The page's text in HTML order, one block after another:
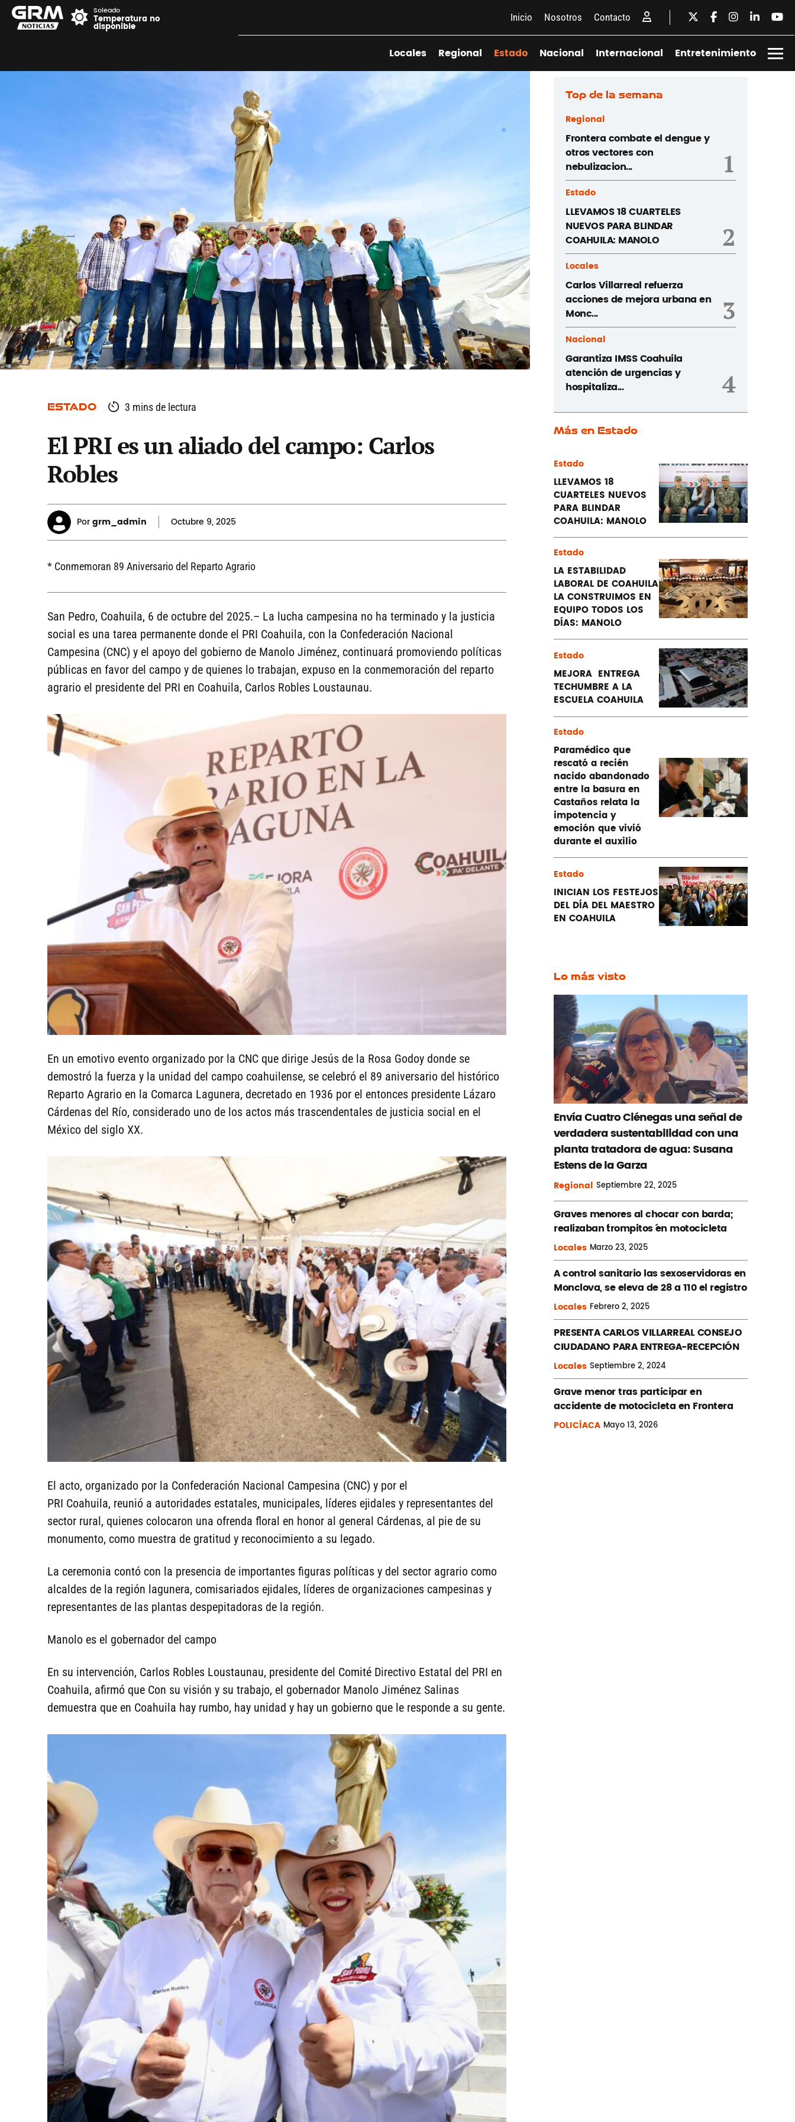
Soleado
Temperatura no
disponible
Inicio Nosotros Contacto
Locales Regional Estado Nacional Internacional Entretenimiento
ESTADO 3 mins de lectura
El PRI es un aliado del campo: Carlos
Robles
Porgrm_admin Octubre 9, 2025
* Conmemoran 89 Aniversario del Reparto Agrario
San Pedro, Coahuila, 6 de octubre del 2025.– La lucha campesina no ha terminado y la justicia
social es una tarea permanente donde el PRI Coahuila, con la Confederación Nacional
Campesina (CNC) y el apoyo del gobierno de Manolo Jiménez, continuará promoviendo políticas
públicas en favor del campo y de quienes lo trabajan, expuso en la conmemoración del reparto
agrario el presidente del PRI en Coahuila, Carlos Robles Loustaunau.
En un emotivo evento organizado por la CNC que dirige Jesús de la Rosa Godoy donde se
demostró la fuerza y la unidad del campo coahuilense, se celebró el 89 aniversario del histórico
Reparto Agrario en la Comarca Lagunera, decretado en 1936 por el entonces presidente Lázaro
Cárdenas del Río, considerado uno de los actos más trascendentales de justicia social en el
México del siglo XX.
El acto, organizado por la Confederación Nacional Campesina (CNC) y por el
PRI Coahuila, reunió a autoridades estatales, municipales, líderes ejidales y representantes del
sector rural, quienes colocaron una ofrenda floral en honor al general Cárdenas, al pie de su
monumento, como muestra de gratitud y reconocimiento a su legado.
La ceremonia contó con la presencia de importantes figuras políticas y del sector agrario como
alcaldes de la región lagunera, comisariados ejidales, líderes de organizaciones campesinas y
representantes de las plantas despepitadoras de la región.
Manolo es el gobernador del campo
En su intervención, Carlos Robles Loustaunau, presidente del Comité Directivo Estatal del PRI en
Coahuila, afirmó que Con su visión y su trabajo, el gobernador Manolo Jiménez Salinas
demuestra que en Coahuila hay rumbo, hay unidad y hay un gobierno que le responde a su gente.
Top de la semana
Regional
Frontera combate el dengue y
otros vectores con
nebulizacion...
1
Estado
LLEVAMOS 18 CUARTELES
NUEVOS PARA BLINDAR
COAHUILA: MANOLO
2
Locales
Carlos Villarreal refuerza
acciones de mejora urbana en
Monc...
3
Nacional
Garantiza IMSS Coahuila
atención de urgencias y
hospitaliza...
4
Más en Estado
Estado
LLEVAMOS 18
CUARTELES NUEVOS
PARA BLINDAR
COAHUILA: MANOLO
Estado
LA ESTABILIDAD
LABORAL DE COAHUILA
LA CONSTRUIMOS EN
EQUIPO TODOS LOS
DÍAS: MANOLO
Estado
MEJORA ENTREGA
TECHUMBRE A LA
ESCUELA COAHUILA
Estado
Paramédico que
rescató a recién
nacido abandonado
entre la basura en
Castaños relata la
impotencia y
emoción que vivió
durante el auxilio
Estado
INICIAN LOS FESTEJOS
DEL DÍA DEL MAESTRO
EN COAHUILA
Lo más visto
Envía Cuatro Ciénegas una señal de
verdadera sustentabilidad con una
planta tratadora de agua: Susana
Estens de la Garza
Regional Septiembre22, 2025
Graves menores al chocar con barda;
realizaban ´trompitos ´en motocicleta
Locales Marzo23, 2025
A control sanitario las sexoservidoras en
Monclova, se eleva de 28 a 110 el registro
Locales Febrero2, 2025
PRESENTA CARLOS VILLARREAL CONSEJO
CIUDADANO PARA ENTREGA-RECEPCIÓN
Locales Septiembre2, 2024
Grave menor tras participar en
accidente de motocicleta en Frontera
POLICÍACA Mayo13, 2026